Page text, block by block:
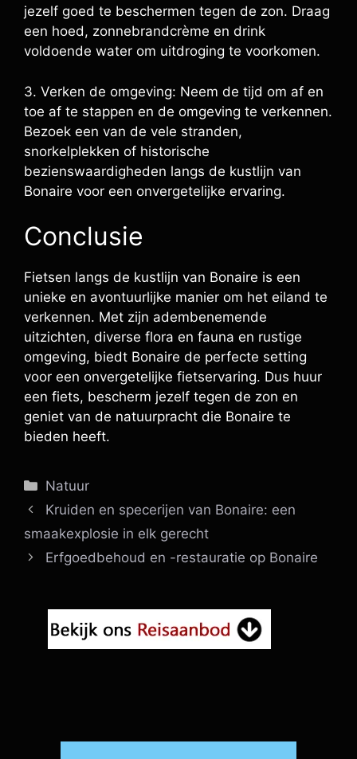
jezelf goed te beschermen tegen de zon. Draag
een hoed, zonnebrandcrème en drink
voldoende water om uitdroging te voorkomen.
3. Verken de omgeving: Neem de tijd om af en
toe af te stappen en de omgeving te verkennen.
Bezoek een van de vele stranden,
snorkelplekken of historische
bezienswaardigheden langs de kustlijn van
Bonaire voor een onvergetelijke ervaring.
Conclusie
Fietsen langs de kustlijn van Bonaire is een
unieke en avontuurlijke manier om het eiland te
verkennen. Met zijn adembenemende
uitzichten, diverse flora en fauna en rustige
omgeving, biedt Bonaire de perfecte setting
voor een onvergetelijke fietservaring. Dus huur
een fiets, bescherm jezelf tegen de zon en
geniet van de natuurpracht die Bonaire te
bieden heeft.
Categorieën
Natuur
Kruiden en specerijen van Bonaire: een
smaakexplosie in elk gerecht
Erfgoedbehoud en -restauratie op Bonaire